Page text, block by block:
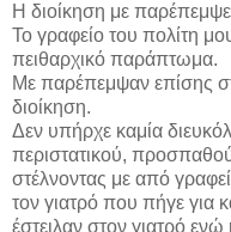
Η διοίκηση με
Το γραφείο του πολίτη
πειθαρχικό παράπτωμα.
Με παρέπεμψαν επίσης
διοίκηση.
Δεν υπήρχε καμία
περιστατικού,
στέλνοντας με από
τον γιατρό που πήγε για
έστειλαν στον γιατρό